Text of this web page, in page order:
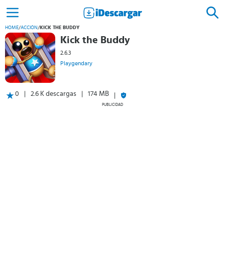
HOME/ACCIÓN/ KICK THE BUDDY
Kick the Buddy
2.6.3
Playgendary
0 2.6 K descargas 174 MB
PUBLICIDAD